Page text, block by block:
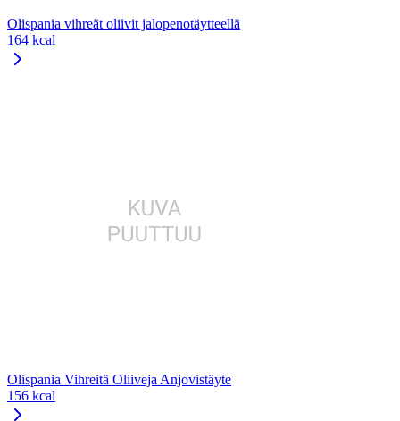
Olispania vihreät oliivit jalopenotäytteellä
164 kcal
Olispania Vihreitä Oliiveja Anjovistäyte
156 kcal